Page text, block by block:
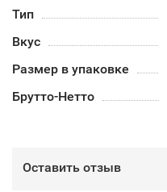
Тип
Вкус
Размер в упаковке
Брутто-Нетто
Оставить отзыв